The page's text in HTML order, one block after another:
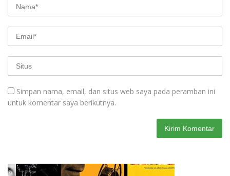
Simpan nama, email, dan situs web saya pada peramban ini
untuk komentar saya berikutnya.